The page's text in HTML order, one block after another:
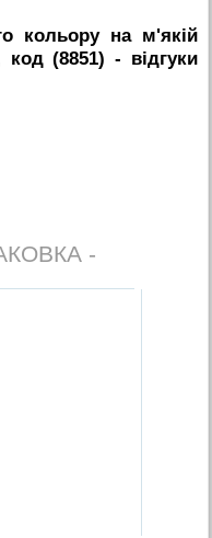
кольору на м'якій
код (8851) - вiдгуки
-